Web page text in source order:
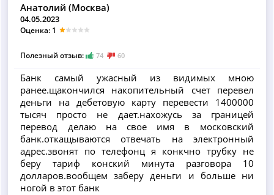
Анатолий (Москва)
04.05.2023
Оценка: 1
Полезный отзыв: 74 60
Банк самый ужасный из видимых мною
ранее.щакончился накопительный счет перевел
деньги на дебетовую карту перевести 1400000
тысяч просто не дает.нахожусь за границей
перевод делаю на свое имя в московский
банк.откащываются отвечать на электронный
адрес.звонят по телефонц я конкчно трубку не
беру тариф конский минута разговора 10
долларов.вообщем заберу деньги и больше ни
ногой в этот банк